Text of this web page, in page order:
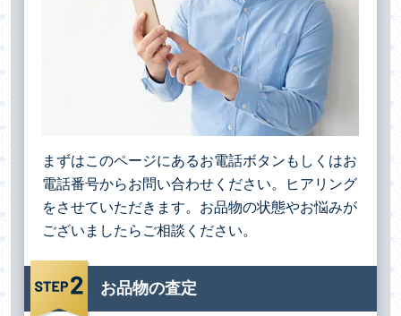
まずはこのページにあるお電話ボタンもしくはお
電話番号からお問い合わせください。ヒアリング
をさせていただきます。お品物の状態やお悩みが
ございましたらご相談ください。
お品物の査定